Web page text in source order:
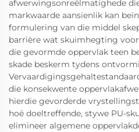
afwerwingsonreëlmatighede
markwaarde aansienlik kan
formulering van die middel
barrière wat skuimhegting
die gevormde oppervlak teen
skade beskerm tydens
die konsekwente
hierdie gevorderde
hoë doeltreffende, stywe PU-
elimineer algemene